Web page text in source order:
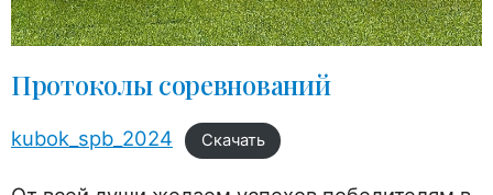
Протоколы соревнований
kubok_spb_2024 Скачать